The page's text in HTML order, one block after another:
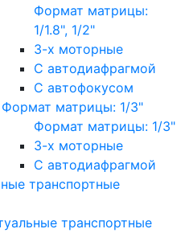
Формат матрицы:
1/1.8", 1/2"
3-х моторные
С автодиафрагмой
С автофокусом
Формат матрицы: 1/3"
Формат матрицы: 1/3"
3-х моторные
С автодиафрагмой
транспортные
транспортные